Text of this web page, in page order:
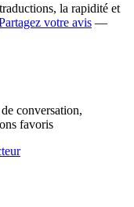
la rapidité et
votre avis —
conversation,
favoris